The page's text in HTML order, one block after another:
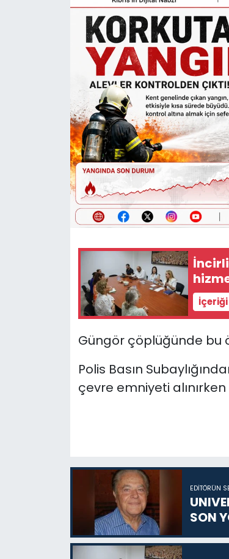
Güngör çöplüğünde bu
Polis Basın
çevre emniyeti
EDITÖRÜN
SON
KKTC YEREL SEÇİM 2018
Kültür Sanat
Magazin
Nöbetçi Eczaneler
Teknoloji